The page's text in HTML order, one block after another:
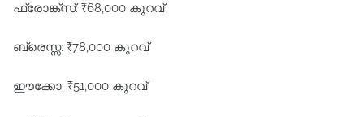
ഫ്രോങ്ക്സ്: ₹68,000 കുറവ്
ബ്രെസ്സ: ₹78,000 കുറവ്
ഈക്കോ: ₹51,000 കുറവ്